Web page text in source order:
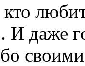
И даже